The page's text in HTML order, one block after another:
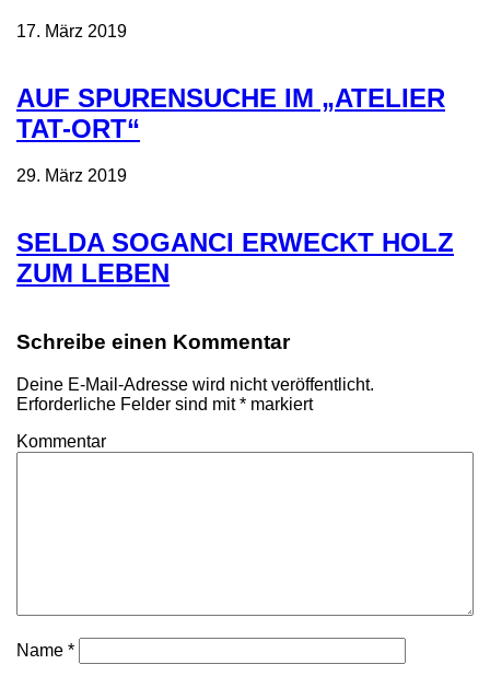
17. März 2019
AUF SPURENSUCHE IM „ATELIER
TAT-ORT“
29. März 2019
SELDA SOGANCI ERWECKT HOLZ
ZUM LEBEN
Schreibe einen Kommentar
Deine E-Mail-Adresse wird nicht veröffentlicht.
Erforderliche Felder sind mit* markiert
Kommentar
Name *